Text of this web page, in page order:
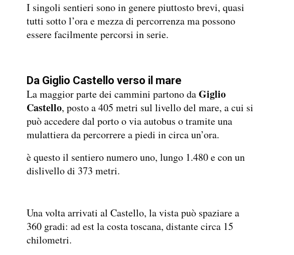
I singoli sentieri sono in genere piuttosto brevi, quasi
tutti sotto l’ora e mezza di percorrenza ma possono
essere facilmente percorsi in serie.
Da Giglio Castello verso il mare
La maggior parte dei cammini partono daGiglio
Castello, posto a 405 metri sul livello del mare, a cui si
può accedere dal porto o via autobus o tramite una
mulattiera da percorrere a piedi in circa un’ora.
è questo il sentiero numero uno, lungo 1.480 e con un
dislivello di 373 metri.
Una volta arrivati al Castello, la vista può spaziare a
360 gradi: ad est la costa toscana, distante circa 15
chilometri.